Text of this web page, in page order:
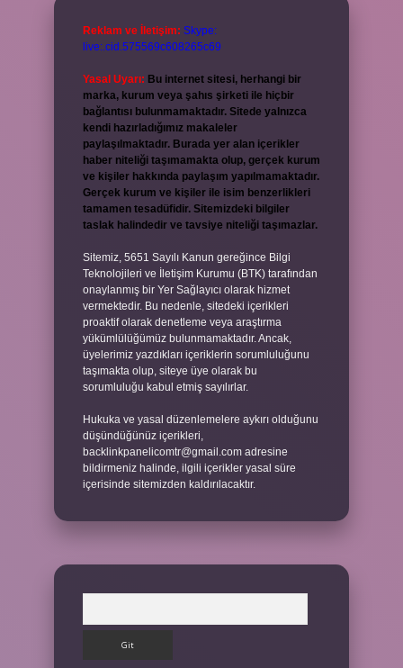
Reklam ve İletişim: Skype:
live:.cid.575569c608265c69
Yasal Uyarı: Bu internet sitesi, herhangi bir
marka, kurum veya şahıs şirketi ile hiçbir
bağlantısı bulunmamaktadır. Sitede yalnızca
kendi hazırladığımız makaleler
paylaşılmaktadır. Burada yer alan içerikler
haber niteliği taşımamakta olup, gerçek kurum
ve kişiler hakkında paylaşım yapılmamaktadır.
Gerçek kurum ve kişiler ile isim benzerlikleri
tamamen tesadüfidir. Sitemizdeki bilgiler
taslak halindedir ve tavsiye niteliği taşımazlar.
Sitemiz, 5651 Sayılı Kanun gereğince Bilgi
Teknolojileri ve İletişim Kurumu (BTK) tarafından
onaylanmış bir Yer Sağlayıcı olarak hizmet
vermektedir. Bu nedenle, sitedeki içerikleri
proaktif olarak denetleme veya araştırma
yükümlülüğümüz bulunmamaktadır. Ancak,
üyelerimiz yazdıkları içeriklerin sorumluluğunu
taşımakta olup, siteye üye olarak bu
sorumluluğu kabul etmiş sayılırlar.
Hukuka ve yasal düzenlemelere aykırı olduğunu
düşündüğünüz içerikleri,
backlinkpanelicomtr@gmail.com adresine
bildirmeniz halinde, ilgili içerikler yasal süre
içerisinde sitemizden kaldırılacaktır.